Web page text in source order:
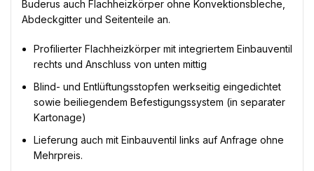
Buderus auch Flachheizkörper ohne Konvektionsbleche,
Abdeckgitter und Seitenteile an.
Profilierter Flachheizkörper mit integriertem Einbauventil
rechts und Anschluss von unten mittig
Blind- und Entlüftungsstopfen werkseitig eingedichtet
sowie beiliegendem Befestigungssystem (in separater
Kartonage)
Lieferung auch mit Einbauventil links auf Anfrage ohne
Mehrpreis.